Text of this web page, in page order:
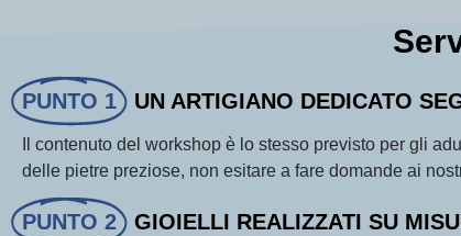
PUNTO 1 UN ARTIGIANO DEDICATO
Il contenuto del workshop è lo stesso previsto per gli
delle pietre preziose, non esitare a fare domande ai
PUNTO 2 GIOIELLI REALIZZATI SU